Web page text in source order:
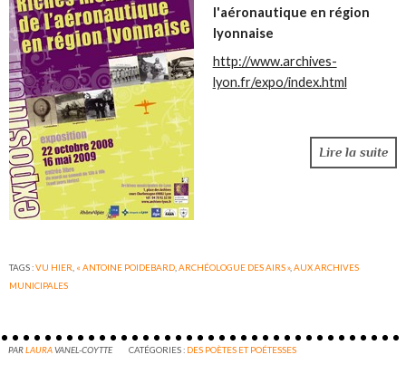
l'aéronautique en région
lyonnaise
http://www.archives-
lyon.fr/expo/index.html
Lire la suite
TAGS :VU HIER, « ANTOINE POIDEBARD,ARCHÉOLOGUE DES AIRS »,AUX ARCHIVES
MUNICIPALES
PARLAURAVANEL-COYTTE CATÉGORIES : DES POÈTES ET POÉTESSES